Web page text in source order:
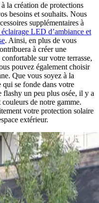
la création de protections
besoins et souhaits. Nous
supplémentaires à
éclairage LED d’ambiance et
. Ainsi, en plus de vous
à créer une
sur votre terrasse,
pouvez également choisir
Que vous soyez à la
qui se fonde dans votre
flashy un peu plus osée, il y a
de notre gamme.
votre protection solaire
extérieur.